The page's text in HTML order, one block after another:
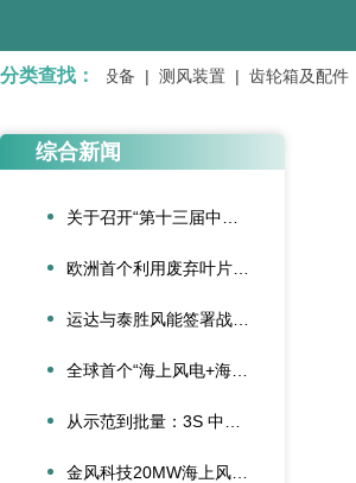
分类查找：
设备、开关设备 | 测风装置 | 齿轮箱及配件 |
综合新闻